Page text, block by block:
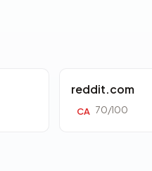
reddit.com
CA 70/100